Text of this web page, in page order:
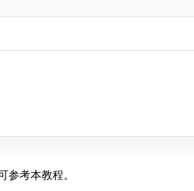
参考本教程。